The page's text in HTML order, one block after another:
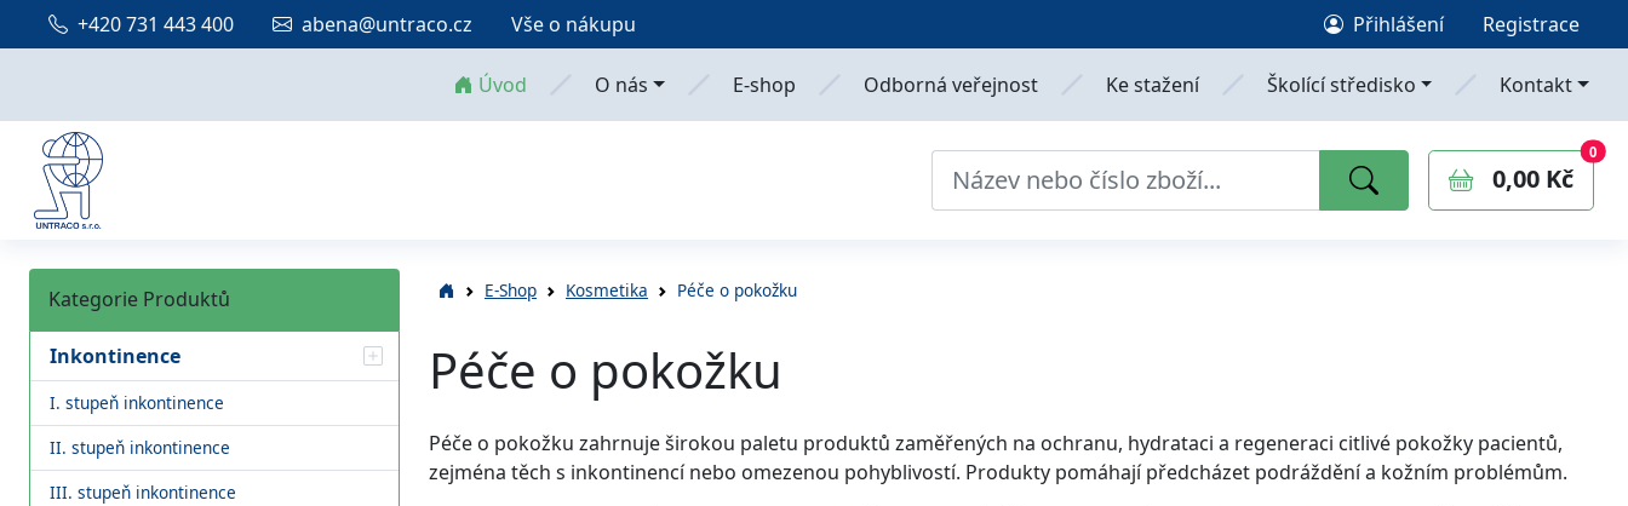
+420 731 443 400 abena@untraco.cz Vše o nákupu Přihlášení Registrace
Úvod O nás E-shop Odborná veřejnost Ke stažení Školící středisko Kontakt
0,00 Kč
0
0
Kategorie Produktů
Inkontinence
I. stupeň inkontinence
II. stupeň inkontinence
III. stupeň inkontinence
E-Shop Kosmetika Péče o pokožku
Péče o pokožku
Péče o pokožku zahrnuje širokou paletu produktů zaměřených na ochranu, hydrataci a regeneraci citlivé pokožky pacientů,
zejména těch s inkontinencí nebo omezenou pohyblivostí. Produkty pomáhají předcházet podráždění a kožním problémům.